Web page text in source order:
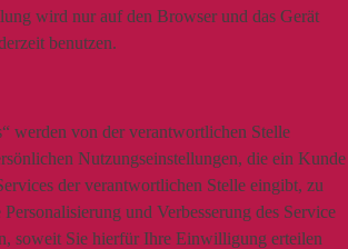
wird nur auf den Browser und das Gerät
benutzen.
werden von der verantwortlichen Stelle
Nutzungseinstellungen, die ein Kunde
der verantwortlichen Stelle eingibt, zu
und Verbesserung des Service
soweit Sie hierfür Ihre Einwilligung erteilen